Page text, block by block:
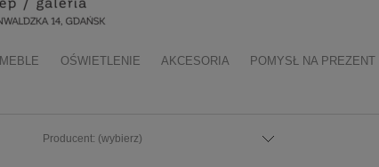
MEBLE OŚWIETLENIE AKCESORIA POMYSŁ NA PREZENT
Producent: (wybierz)